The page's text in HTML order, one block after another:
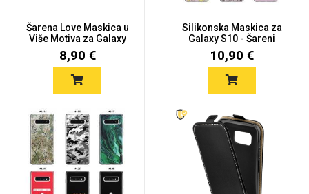
Šarena Love Maskica u
Više Motiva za Galaxy
S1...
8,90 €
Silikonska Maskica za
Galaxy S10 - Šareni
moti...
10,90 €